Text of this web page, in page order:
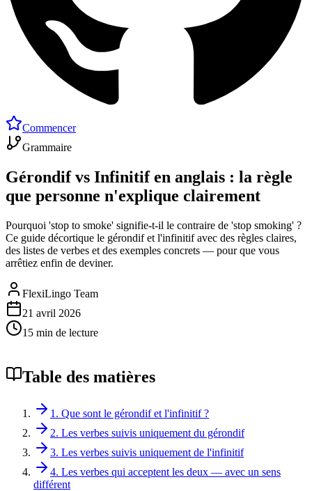
Commencer
Grammaire
Gérondif vs Infinitif en anglais : la règle
que personne n'explique clairement
Pourquoi 'stop to smoke' signifie-t-il le contraire de 'stop smoking' ?
Ce guide décortique le gérondif et l'infinitif avec des règles claires,
des listes de verbes et des exemples concrets — pour que vous
arrêtiez enfin de deviner.
FlexiLingo Team
21 avril 2026
15 min de lecture
Table des matières
1. Que sont le gérondif et l'infinitif ?
2. Les verbes suivis uniquement du gérondif
3. Les verbes suivis uniquement de l'infinitif
4. Les verbes qui acceptent les deux — avec un sens
différent